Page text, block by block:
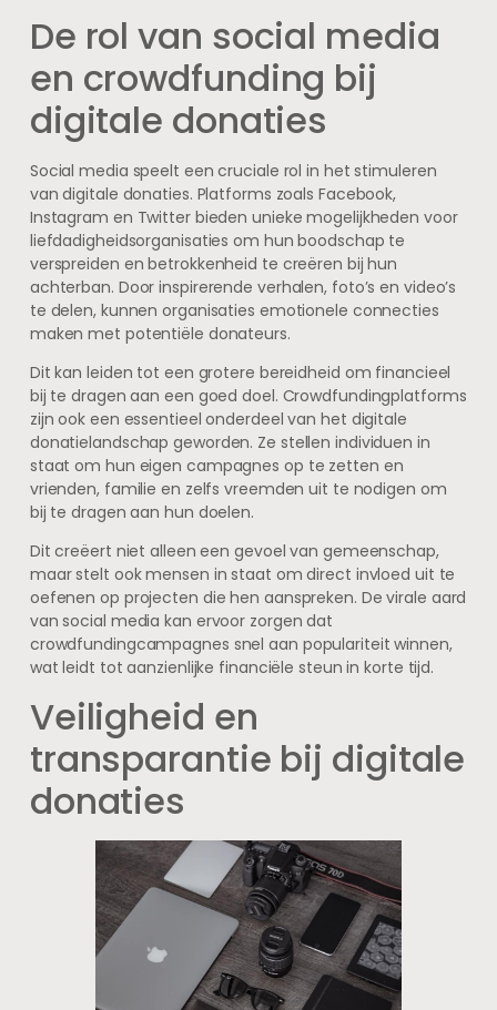
De rol van social media
en crowdfunding bij
digitale donaties
Social media speelt een cruciale rol in het stimuleren
van digitale donaties. Platforms zoals Facebook,
Instagram en Twitter bieden unieke mogelijkheden voor
liefdadigheidsorganisaties om hun boodschap te
verspreiden en betrokkenheid te creëren bij hun
achterban. Door inspirerende verhalen, foto’s en video’s
te delen, kunnen organisaties emotionele connecties
maken met potentiële donateurs.
Dit kan leiden tot een grotere bereidheid om financieel
bij te dragen aan een goed doel. Crowdfundingplatforms
zijn ook een essentieel onderdeel van het digitale
donatielandschap geworden. Ze stellen individuen in
staat om hun eigen campagnes op te zetten en
vrienden, familie en zelfs vreemden uit te nodigen om
bij te dragen aan hun doelen.
Dit creëert niet alleen een gevoel van gemeenschap,
maar stelt ook mensen in staat om direct invloed uit te
oefenen op projecten die hen aanspreken. De virale aard
van social media kan ervoor zorgen dat
crowdfundingcampagnes snel aan populariteit winnen,
wat leidt tot aanzienlijke financiële steun in korte tijd.
Veiligheid en
transparantie bij digitale
donaties